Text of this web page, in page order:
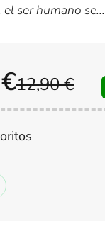
ser humano se...
12,90 €